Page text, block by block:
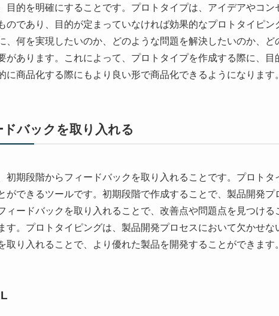
目的を明確にすることです。プロトタイプは、アイデアやコ
のであり、目的が定まっていなければ効果的なプロトタイピン
、何を実現したいのか、どのような問題を解決したいのか、
があります。これによって、プロトタイプを作成する際に、
に商品化する際にもより良い形で商品化できるようになります。
バックを取り入れる
初期段階からフィードバックを取り入れることです。プロト
ができるツールです。初期段階で作成することで、製品開発プ
ィードバックを取り入れることで、改善点や問題点を見つける
す。プロトタイピングは、製品開発プロセスにおいて欠かせ
取り入れることで、より優れた製品を開発することができます。